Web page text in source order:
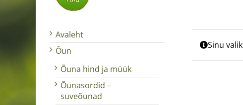
Sinu
Avaleht
Õun
Õuna hind ja müük
Õunasordid –
suveõunad